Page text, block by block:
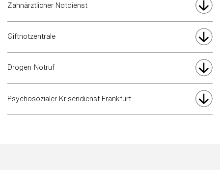
Zahnärztlicher Notdienst
Giftnotzentrale
Drogen-Notruf
Psychosozialer Krisendienst Frankfurt